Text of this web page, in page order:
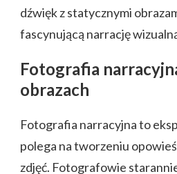
dźwięk z statycznymi
fascynującą narrację
Fotografia
obrazach
Fotografia narracyjna to
polega na tworzeniu
zdjęć. Fotografowie